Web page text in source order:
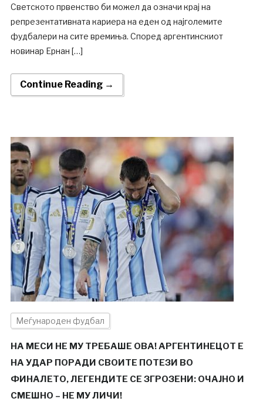
Светското првенство би можел да означи крај на
репрезентативната кариера на еден од најголемите
фудбалери на сите времиња. Според аргентинскиот
новинар Ернан […]
Continue Reading →
Меѓународен фудбал
НА МЕСИ НЕ МУ ТРЕБАШЕ ОВА! АРГЕНТИНЕЦОТ Е
НА УДАР ПОРАДИ СВОИТЕ ПОТЕЗИ ВО
ФИНАЛЕТО, ЛЕГЕНДИТЕ СЕ ЗГРОЗЕНИ: ОЧАЈНО И
СМЕШНО – НЕ МУ ЛИЧИ!